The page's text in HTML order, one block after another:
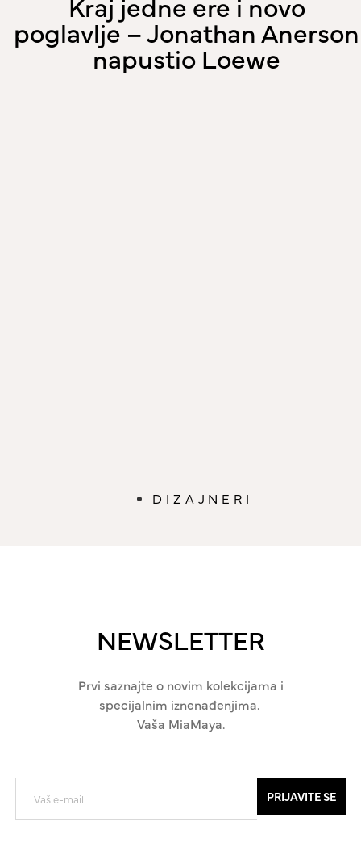
poglavlje – Jonathan Anerson
napustio Loewe
DIZAJNERI
NEWSLETTER
Prvi saznajte o novim kolekcijama i
specijalnim iznenađenjima.
Vaša MiaMaya.
PRIJAVITE SE